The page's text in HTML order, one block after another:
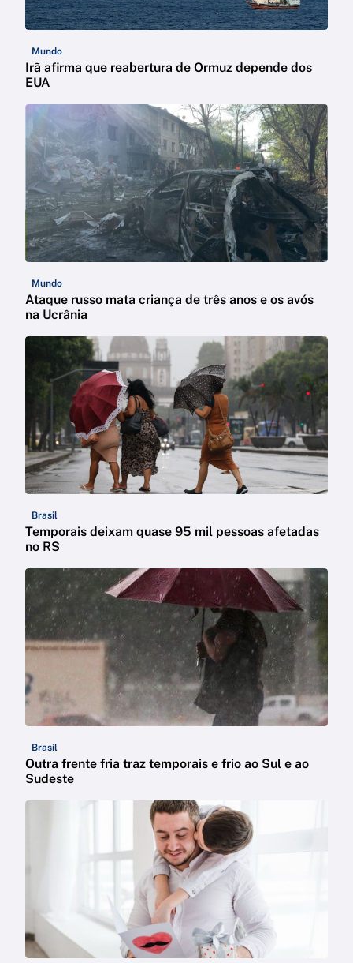
Mundo
Irã afirma que reabertura de Ormuz depende dos
EUA
Mundo
Ataque russo mata criança de três anos e os avós
na Ucrânia
Brasil
Temporais deixam quase 95 mil pessoas afetadas
no RS
Brasil
Outra frente fria traz temporais e frio ao Sul e ao
Sudeste